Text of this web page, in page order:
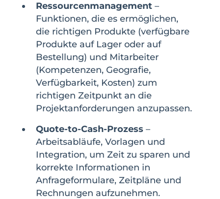
Ressourcenmanagement–
Funktionen, die es ermöglichen,
die richtigen Produkte (verfügbare
Produkte auf Lager oder auf
Bestellung) und Mitarbeiter
(Kompetenzen, Geografie,
Verfügbarkeit, Kosten) zum
richtigen Zeitpunkt an die
Projektanforderungen anzupassen.
Quote-to-Cash-Prozess –
Arbeitsabläufe, Vorlagen und
Integration, um Zeit zu sparen und
korrekte Informationen in
Anfrageformulare, Zeitpläne und
Rechnungen aufzunehmen.